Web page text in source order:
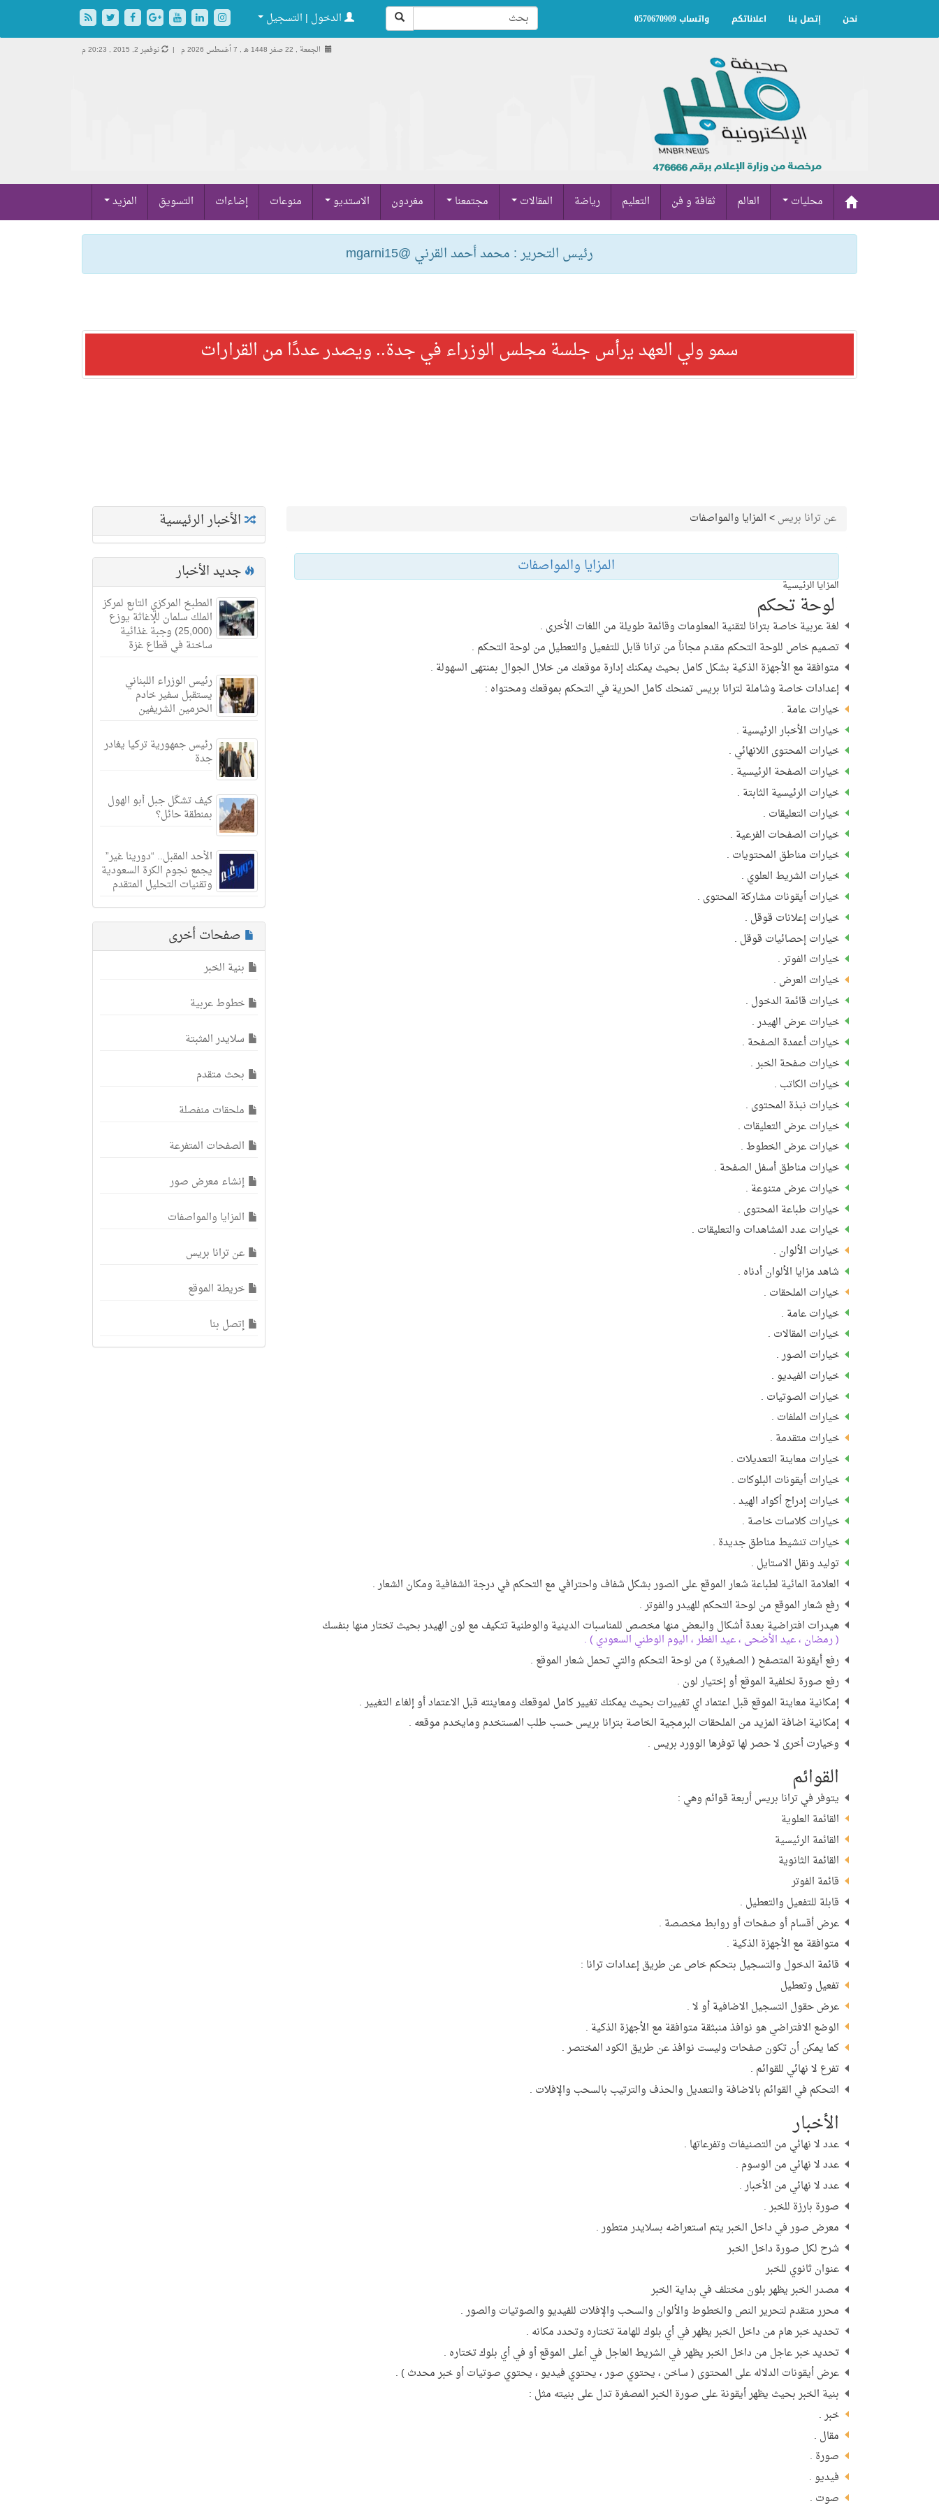
نحن إتصل بنا اعلاناتكم واتساب 0570670909 الدخول | التسجيل
الجمعة , 22 صفر 1448 هـ , 7 أغسطس 2026 م | نوفمبر 2, 2015 , 20:23 م
محليات العالم ثقافة و فن التعليم رياضة المقالات مجتمعنا مغردون الاستديو منوعات إضاءات التسويق المزيد
رئيس التحرير : محمد أحمد القرني @mgarni15
سمو ولي العهد يرأس جلسة مجلس الوزراء في جدة.. ويصدر عددًا من القرارات
الأخبار الرئيسية
جديد الأخبار
المطبخ المركزي التابع لمركز
الملك سلمان للإغاثة يوزع
(25,000) وجبة غذائية
ساخنة في قطاع غزة
رئيس الوزراء اللبناني
يستقبل سفير خادم
الحرمين الشريفين
رئيس جمهورية تركيا يغادر
جدة
كيف تشكّل جبل أبو الهول
بمنطقة حائل؟
الأحد المقبل.. “دورينا غير”
يجمع نجوم الكرة السعودية
وتقنيات التحليل المتقدم
صفحات أخرى
بنية الخبر
خطوط عربية
سلايدر المثبتة
بحث متقدم
ملحقات منفصلة
الصفحات المتفرعة
إنشاء معرض صور
المزايا والمواصفات
عن ترانا بريس
خريطة الموقع
إتصل بنا
عن ترانا بريس>المزايا والمواصفات
المزايا والمواصفات
المزايا الرئيسية
لوحة تحكم
لغة عربية خاصة بترانا لتقنية المعلومات وقائمة طويلة من اللغات الأخرى .
تصميم خاص للوحة التحكم مقدم مجاناً من ترانا قابل للتفعيل والتعطيل من لوحة التحكم .
متوافقة مع الأجهزة الذكية بشكل كامل بحيث يمكنك إدارة موقعك من خلال الجوال بمنتهى السهولة .
إعدادات خاصة وشاملة لترانا بريس تمنحك كامل الحرية في التحكم بموقعك ومحتواه :
خيارات عامة .
خيارات الأخبار الرئيسية .
خيارات المحتوى اللانهائي .
خيارات الصفحة الرئيسية .
خيارات الرئيسية الثابتة .
خيارات التعليقات .
خيارات الصفحات الفرعية .
خيارات مناطق المحتويات .
خيارات الشريط العلوي .
خيارات أيقونات مشاركة المحتوى .
خيارات إعلانات قوقل .
خيارات إحصائيات قوقل .
خيارات الفوتر .
خيارات العرض .
خيارات قائمة الدخول .
خيارات عرض الهيدر .
خيارات أعمدة الصفحة .
خيارات صفحة الخبر .
خيارات الكاتب .
خيارات نبذة المحتوى .
خيارات عرض التعليقات .
خيارات عرض الخطوط .
خيارات مناطق أسفل الصفحة .
خيارات عرض متنوعة .
خيارات طباعة المحتوى .
خيارات عدد المشاهدات والتعليقات .
خيارات الألوان .
شاهد مزايا الألوان أدناه .
خيارات الملحقات .
خيارات عامة .
خيارات المقالات .
خيارات الصور .
خيارات الفيديو .
خيارات الصوتيات .
خيارات الملفات .
خيارات متقدمة .
خيارات معاينة التعديلات .
خيارات أيقونات البلوكات .
خيارات إدراج أكواد الهيد .
خيارات كلاسات خاصة .
خيارات تنشيط مناطق جديدة .
توليد ونقل الاستايل .
العلامة المائية لطباعة شعار الموقع على الصور بشكل شفاف واحترافي مع التحكم في درجة الشفافية ومكان الشعار .
رفع شعار الموقع من لوحة التحكم للهيدر والفوتر .
هيدرات افتراضية بعدة أشكال والبعض منها مخصص للمناسبات الدينية والوطنية تتكيف مع لون الهيدر بحيث تختار منها بنفسك
( رمضان ، عيد الأضحى ، عيد الفطر ، اليوم الوطني السعودي ) .
رفع أيقونة المتصفح ( الصغيرة ) من لوحة التحكم والتي تحمل شعار الموقع .
رفع صورة لخلفية الموقع أو إختيار لون .
إمكانية معاينة الموقع قبل اعتماد اي تغييرات بحيث يمكنك تغيير كامل لموقعك ومعاينته قبل الاعتماد أو إلغاء التغيير .
إمكانية اضافة المزيد من الملحقات البرمجية الخاصة بترانا بريس حسب طلب المستخدم ومايخدم موقعه .
وخيارت أخرى لا حصر لها توفرها الوورد بريس .
القوائم
يتوفر في ترانا بريس أربعة قوائم وهي :
القائمة العلوية
القائمة الرئيسية
القائمة الثانوية
قائمة الفوتر
قابلة للتفعيل والتعطيل .
عرض أقسام أو صفحات أو روابط مخصصة .
متوافقة مع الأجهزة الذكية .
قائمة الدخول والتسجيل بتحكم خاص عن طريق إعدادات ترانا :
تفعيل وتعطيل
عرض حقول التسجيل الاضافية أو لا .
الوضع الافتراضي هو نوافذ منبثقة متوافقة مع الأجهزة الذكية .
كما يمكن أن تكون صفحات وليست نوافذ عن طريق الكود المختصر .
تفرع لا نهائي للقوائم .
التحكم في القوائم بالاضافة والتعديل والحذف والترتيب بالسحب والإفلات .
الأخبار
عدد لا نهائي من التصنيفات وتفرعاتها .
عدد لا نهائي من الوسوم .
عدد لا نهائي من الأخبار .
صورة بارزة للخبر .
معرض صور في داخل الخبر يتم استعراضه بسلايدر متطور .
شرح لكل صورة داخل الخبر
عنوان ثانوي للخبر
مصدر الخبر يظهر بلون مختلف في بداية الخبر
محرر متقدم لتحرير النص والخطوط والألوان والسحب والإفلات للفيديو والصوتيات والصور .
تحديد خبر هام من داخل الخبر يظهر في أي بلوك للهامة تختاره وتحدد مكانه .
تحديد خبر عاجل من داخل الخبر يظهر في الشريط العاجل في أعلى الموقع أو في أي بلوك تختاره .
عرض أيقونات الدلاله على المحتوى ( ساخن ، يحتوي صور ، يحتوي فيديو ، يحتوي صوتيات أو خبر محدث ) .
بنية الخبر بحيث يظهر أيقونة على صورة الخبر المصغرة تدل على بنيته مثل :
خبر .
مقال .
صورة .
فيديو .
صوت .